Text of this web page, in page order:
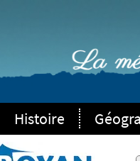
Histoire